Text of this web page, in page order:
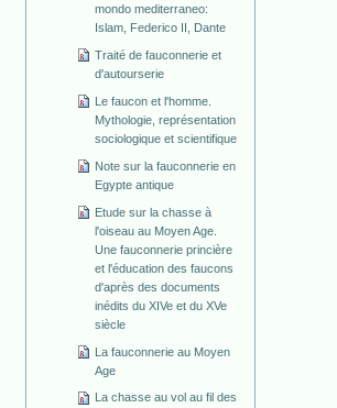
mondo mediterraneo:
Islam, Federico II, Dante
Traité de fauconnerie et
d'autourserie
Le faucon et l'homme.
Mythologie, représentation
sociologique et scientifique
Note sur la fauconnerie en
Egypte antique
Etude sur la chasse à
l'oiseau au Moyen Age.
Une fauconnerie princière
et l'éducation des faucons
d'après des documents
inédits du XIVe et du XVe
siècle
La fauconnerie au Moyen
Age
La chasse au vol au fil des